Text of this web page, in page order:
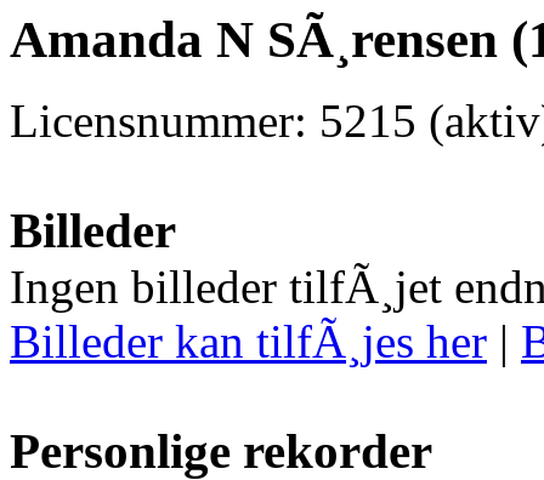
Amanda N SÃ¸rensen
Licensnummer: 5215
Billeder
Ingen billeder tilfÃ¸jet
Billeder kan tilfÃ¸jes her |
Personlige rekorder